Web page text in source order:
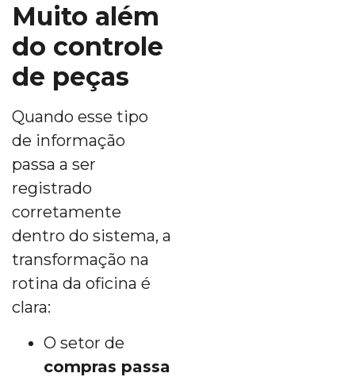
Muito além
do controle
de peças
Quando esse tipo
de informação
passa a ser
registrado
corretamente
dentro do sistema, a
transformação na
rotina da oficina é
clara:
O setor de
compras passa